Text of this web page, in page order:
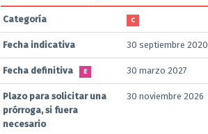
Categoría C
Fecha indicativa 30 septiembre 2020
Fecha definitiva E 30 marzo 2027
Plazo para solicitar una
prórroga, si fuera
necesario
30 noviembre 2026